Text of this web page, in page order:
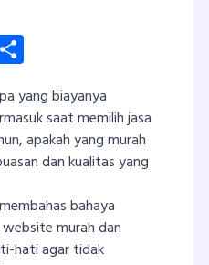
yang biayanya
saat memilih jasa
apakah yang murah
dan kualitas yang
bahaya
murah dan
hati agar tidak